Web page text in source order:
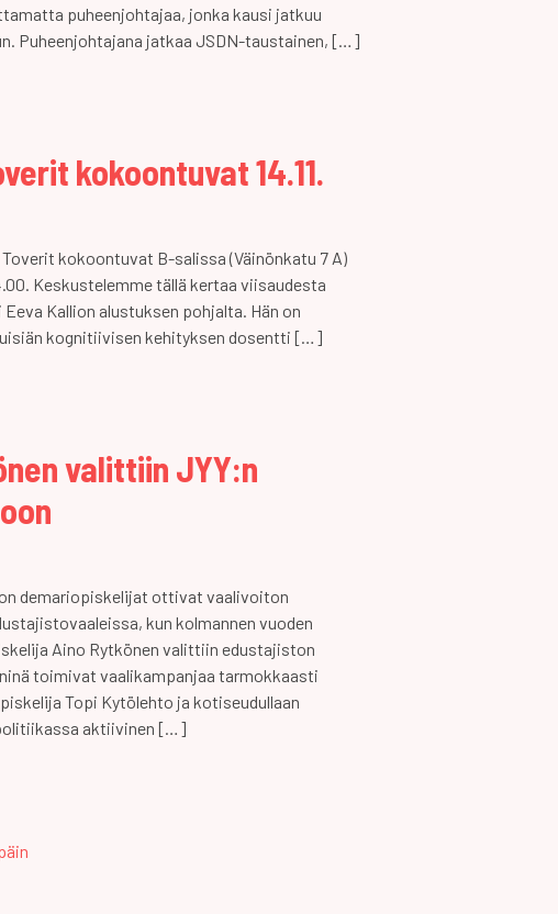
puheenjohtajaa, jonka kausi jatkuu
Puheenjohtajana jatkaa JSDN-taustainen, […]
kokoontuvat 14.11.
kokoontuvat B-salissa (Väinönkatu 7 A)
Keskustelemme tällä kertaa viisaudesta
Kallion alustuksen pohjalta. Hän on
kognitiivisen kehityksen dosentti […]
valittiin JYY:n
demariopiskelijat ottivat vaalivoiton
kun kolmannen vuoden
Aino Rytkönen valittiin edustajiston
toimivat vaalikampanjaa tarmokkaasti
Topi Kytölehto ja kotiseudullaan
aktiivinen […]